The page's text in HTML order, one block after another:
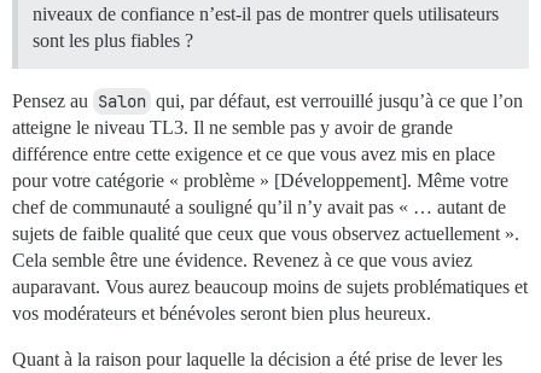
niveaux de confiance n’est-il pas de montrer quels utilisateurs
sont les plus fiables ?
Pensez au Salon qui, par défaut, est verrouillé jusqu’à ce que l’on
atteigne le niveau TL3. Il ne semble pas y avoir de grande
différence entre cette exigence et ce que vous avez mis en place
pour votre catégorie « problème » [Développement]. Même votre
chef de communauté a souligné qu’il n’y avait pas « … autant de
sujets de faible qualité que ceux que vous observez actuellement ».
Cela semble être une évidence. Revenez à ce que vous aviez
auparavant. Vous aurez beaucoup moins de sujets problématiques et
vos modérateurs et bénévoles seront bien plus heureux.
Quant à la raison pour laquelle la décision a été prise de lever les